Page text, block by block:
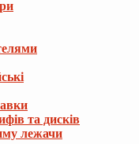
та дисків
лежачи